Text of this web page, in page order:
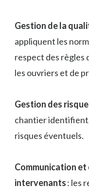
Gestion de la
appliquent les
respect des règles
les ouvriers et de
Gestion des
chantier
risques éventuels.
Communication
intervenants: les